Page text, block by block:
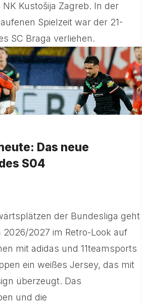
Kustošija Zagreb. In der
Spielzeit war der 21-
SC Braga verliehen.
Das neue
S04
der Bundesliga geht
2026/2027 im Retro-Look auf
mit adidas und 11teamsports
ein weißes Jersey, das mit
überzeugt. Das
und die